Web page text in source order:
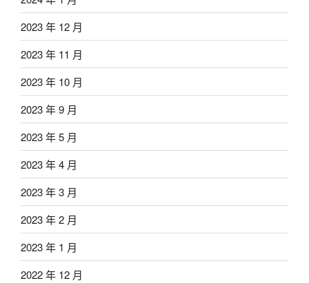
2023 年 12 月
2023 年 11 月
2023 年 10 月
2023 年 9 月
2023 年 5 月
2023 年 4 月
2023 年 3 月
2023 年 2 月
2023 年 1 月
2022 年 12 月